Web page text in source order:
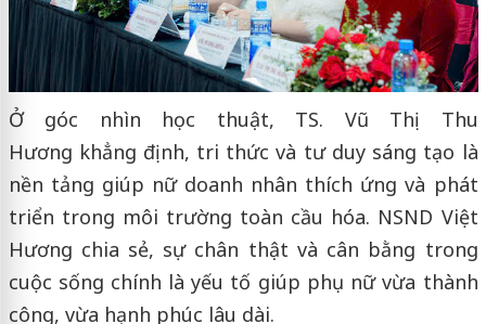
Ở góc nhìn học thuật, TS. Vũ Thị Thu
Hương khẳng định, tri thức và tư duy sáng tạo là
nền tảng giúp nữ doanh nhân thích ứng và phát
triển trong môi trường toàn cầu hóa. NSND Việt
Hương chia sẻ, sự chân thật và cân bằng trong
cuộc sống chính là yếu tố giúp phụ nữ vừa thành
công, vừa hạnh phúc lâu dài.